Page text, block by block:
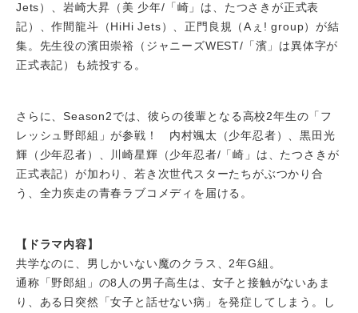
Jets）、岩崎大昇（美 少年/「崎」は、たつさきが正式表
記）、作間龍斗（HiHi Jets）、正門良規（Aぇ! group）が結
集。先生役の濱田崇裕（ジャニーズWEST/「濱」は異体字が
正式表記）も続投する。
さらに、Season2では、彼らの後輩となる高校2年生の「フ
レッシュ野郎組」が参戦！ 内村颯太（少年忍者）、黒田光
輝（少年忍者）、川崎星輝（少年忍者/「崎」は、たつさきが
正式表記）が加わり、若き次世代スターたちがぶつかり合
う、全力疾走の青春ラブコメディを届ける。
【ドラマ内容】
共学なのに、男しかいない魔のクラス、2年G組。
通称「野郎組」の8人の男子高生は、女子と接触がないあま
り、ある日突然「女子と話せない病」を発症してしまう。し